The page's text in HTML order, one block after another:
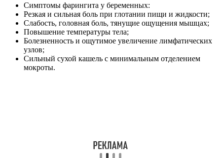
Симптомы фарингита у беременных:
Резкая и сильная боль при глотании пищи и жидкости;
Слабость, головная боль, тянущие ощущения мышцах;
Повышение температуры тела;
Болезненность и ощутимое увеличение лимфатических
узлов;
Сильный сухой кашель с минимальным отделением
мокроты.